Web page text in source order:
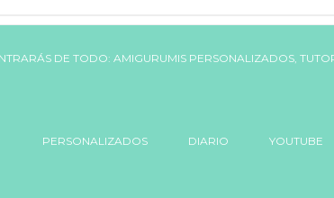
PERSONALIZADOS DIARIO YOUTUBE